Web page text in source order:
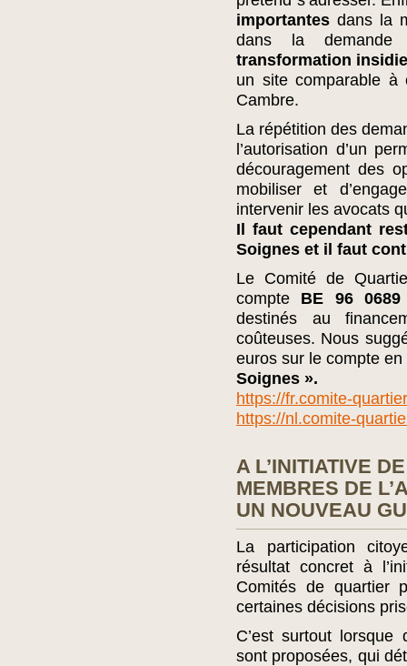
importantes dans la
dans la
transformation
un site comparable à
Cambre.
La répétition des
l’autorisation d’un
découragement des
mobiliser et
intervenir les avocats
Il faut cependant
Soignes et il faut
Le Comité de
compte BE 96 0689
destinés au
coûteuses. Nous
euros sur le compte
Soignes ».
https://fr.comite-
https://nl.comite-
A L’INITIATIVE
MEMBRES DE
UN NOUVEAU
La participation
résultat concret à
Comités de quartier
certaines décisions
C’est surtout lorsque
sont proposées, qui